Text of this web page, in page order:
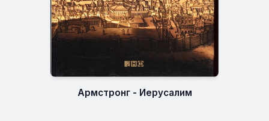
Армстронг - Иерусалим